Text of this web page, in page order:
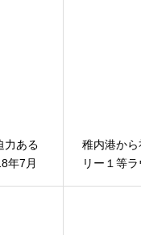
力ある
年7月
稚内港か
リー１等